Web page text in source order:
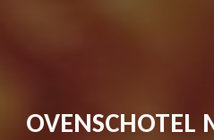
OVENSCHOTEL